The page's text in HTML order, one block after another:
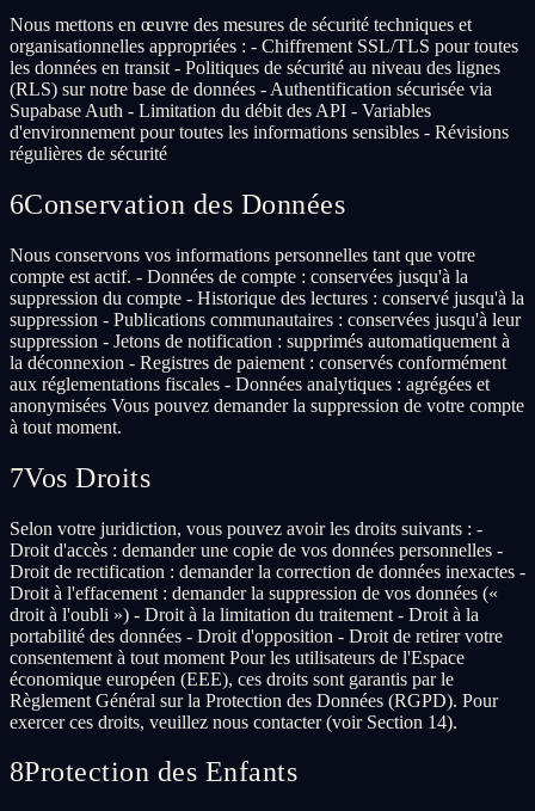
Nous mettons en œuvre des mesures de sécurité techniques et
organisationnelles appropriées : - Chiffrement SSL/TLS pour toutes
les données en transit - Politiques de sécurité au niveau des lignes
(RLS) sur notre base de données - Authentification sécurisée via
Supabase Auth - Limitation du débit des API - Variables
d'environnement pour toutes les informations sensibles - Révisions
régulières de sécurité
6Conservation des Données
Nous conservons vos informations personnelles tant que votre
compte est actif. - Données de compte : conservées jusqu'à la
suppression du compte - Historique des lectures : conservé jusqu'à la
suppression - Publications communautaires : conservées jusqu'à leur
suppression - Jetons de notification : supprimés automatiquement à
la déconnexion - Registres de paiement : conservés conformément
aux réglementations fiscales - Données analytiques : agrégées et
anonymisées Vous pouvez demander la suppression de votre compte
à tout moment.
7Vos Droits
Selon votre juridiction, vous pouvez avoir les droits suivants : -
Droit d'accès : demander une copie de vos données personnelles -
Droit de rectification : demander la correction de données inexactes -
Droit à l'effacement : demander la suppression de vos données («
droit à l'oubli ») - Droit à la limitation du traitement - Droit à la
portabilité des données - Droit d'opposition - Droit de retirer votre
consentement à tout moment Pour les utilisateurs de l'Espace
économique européen (EEE), ces droits sont garantis par le
Règlement Général sur la Protection des Données (RGPD). Pour
exercer ces droits, veuillez nous contacter (voir Section 14).
8Protection des Enfants